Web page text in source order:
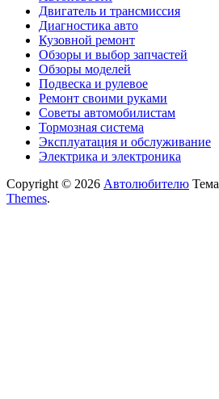
Двигатель и трансмиссия
Диагностика авто
Кузовной ремонт
Обзоры и выбор запчастей
Обзоры моделей
Подвеска и рулевое
Ремонт своими руками
Советы автомобилистам
Тормозная система
Эксплуатация и обслуживание
Электрика и электроника
Copyright © 2026 Автолюбителю
Themes.